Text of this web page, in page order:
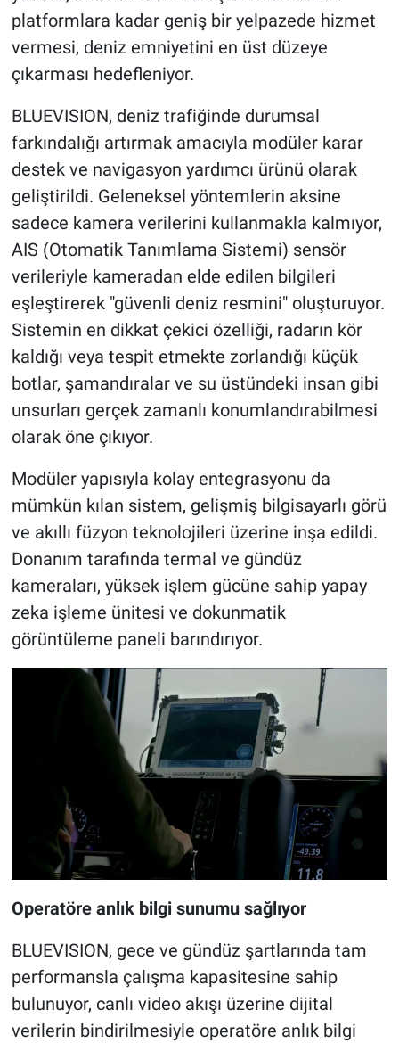
platformlara kadar geniş bir yelpazede hizmet
vermesi, deniz emniyetini en üst düzeye
çıkarması hedefleniyor.
BLUEVISION, deniz trafiğinde durumsal
farkındalığı artırmak amacıyla modüler karar
destek ve navigasyon yardımcı ürünü olarak
geliştirildi. Geleneksel yöntemlerin aksine
sadece kamera verilerini kullanmakla kalmıyor,
AIS (Otomatik Tanımlama Sistemi) sensör
verileriyle kameradan elde edilen bilgileri
eşleştirerek "güvenli deniz resmini" oluşturuyor.
Sistemin en dikkat çekici özelliği, radarın kör
kaldığı veya tespit etmekte zorlandığı küçük
botlar, şamandıralar ve su üstündeki insan gibi
unsurları gerçek zamanlı konumlandırabilmesi
olarak öne çıkıyor.
Modüler yapısıyla kolay entegrasyonu da
mümkün kılan sistem, gelişmiş bilgisayarlı görü
ve akıllı füzyon teknolojileri üzerine inşa edildi.
Donanım tarafında termal ve gündüz
kameraları, yüksek işlem gücüne sahip yapay
zeka işleme ünitesi ve dokunmatik
görüntüleme paneli barındırıyor.
Operatöre anlık bilgi sunumu sağlıyor
BLUEVISION, gece ve gündüz şartlarında tam
performansla çalışma kapasitesine sahip
bulunuyor, canlı video akışı üzerine dijital
verilerin bindirilmesiyle operatöre anlık bilgi